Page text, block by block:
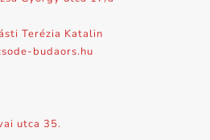
Terézia Katalin
budaors.hu
utca 35.